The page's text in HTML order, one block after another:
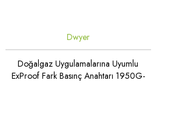
Dwyer
Doğalgaz Uygulamalarına Uyumlu
ExProof Fark Basınç Anahtarı 1950G-